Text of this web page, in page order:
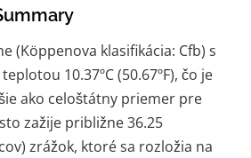
(Köppenova klasifikácia: Cfb) s
10.37ºC (50.67ºF), čo je
ako celoštátny priemer pre
zažije približne 36.25
zrážok, ktoré sa rozložia na